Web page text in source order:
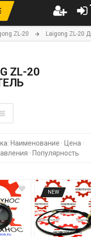
ZL-20 Laigong ZL-20
ZL-20
Наименование · Цена ·
· Популярность
NEW